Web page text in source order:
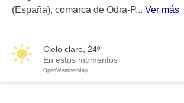
(España), comarca de Odra-P... Ver más
cielo claro, 24º
En estos momentos
OpenWeatherMap